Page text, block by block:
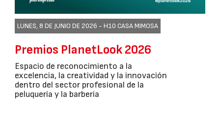
LUNES, 8 DE JUNIO DE 2026 - H10 CASA MIMOSA
Premios PlanetLook 2026
Espacio de reconocimiento a la
excelencia, la creatividad y la innovación
dentro del sector profesional de la
peluquería y la barbería